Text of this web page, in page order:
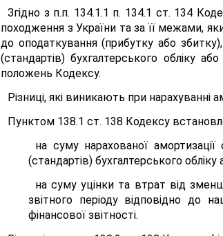
Згідно з п.п. 134.1.1 п. 134.1 ст. 134
походження з України та за її межами,
до оподаткування (прибутку або
(стандартів) бухгалтерського обліку
положень Кодексу.
Різниці, які виникають при
Пунктом 138.1 ст. 138 Кодексу
на суму нарахованої
(стандартів) бухгалтерського
на суму уцінки та втрат від
звітного періоду відповідно до
фінансової звітності.